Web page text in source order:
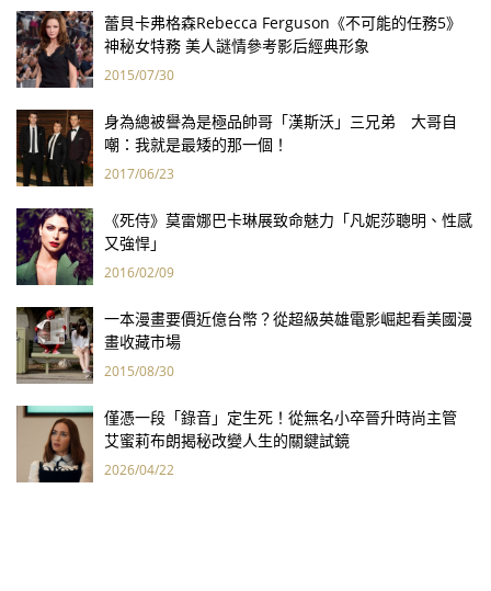
蕾貝卡弗格森Rebecca Ferguson《不可能的任務5》
神秘女特務 美人謎情參考影后經典形象
2015/07/30
身為總被譽為是極品帥哥「漢斯沃」三兄弟 大哥自
嘲：我就是最矮的那一個！
2017/06/23
《死侍》莫雷娜巴卡琳展致命魅力「凡妮莎聰明、性感
又強悍」
2016/02/09
一本漫畫要價近億台幣？從超級英雄電影崛起看美國漫
畫收藏市場
2015/08/30
僅憑一段「錄音」定生死！從無名小卒晉升時尚主管
艾蜜莉布朗揭秘改變人生的關鍵試鏡
2026/04/22